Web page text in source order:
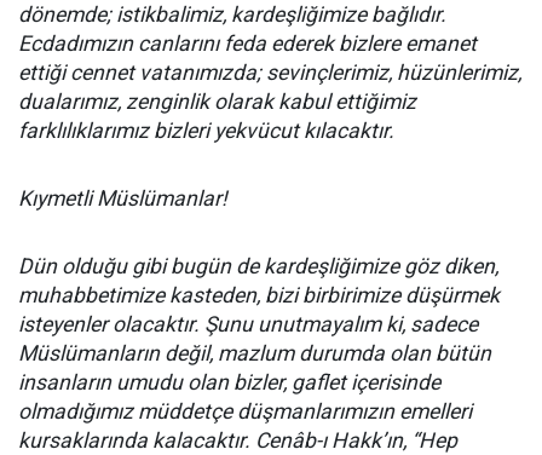
dönemde; istikbalimiz, kardeşliğimize bağlıdır.
Ecdadımızın canlarını feda ederek bizlere emanet
ettiği cennet vatanımızda; sevinçlerimiz, hüzünlerimiz,
dualarımız, zenginlik olarak kabul ettiğimiz
farklılıklarımız bizleri yekvücut kılacaktır.
Kıymetli Müslümanlar!
Dün olduğu gibi bugün de kardeşliğimize göz diken,
muhabbetimize kasteden, bizi birbirimize düşürmek
isteyenler olacaktır. Şunu unutmayalım ki, sadece
Müslümanların değil, mazlum durumda olan bütün
insanların umudu olan bizler, gaflet içerisinde
olmadığımız müddetçe düşmanlarımızın emelleri
kursaklarında kalacaktır. Cenâb-ı Hakk’ın, “Hep